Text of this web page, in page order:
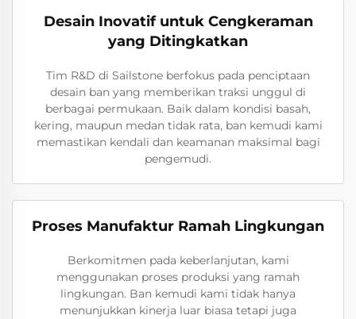
Desain Inovatif untuk Cengkeraman
yang Ditingkatkan
Tim R&D di Sailstone berfokus pada penciptaan
desain ban yang memberikan traksi unggul di
berbagai permukaan. Baik dalam kondisi basah,
kering, maupun medan tidak rata, ban kemudi kami
memastikan kendali dan keamanan maksimal bagi
pengemudi.
Proses Manufaktur Ramah Lingkungan
Berkomitmen pada keberlanjutan, kami
menggunakan proses produksi yang ramah
lingkungan. Ban kemudi kami tidak hanya
menunjukkan kinerja luar biasa tetapi juga